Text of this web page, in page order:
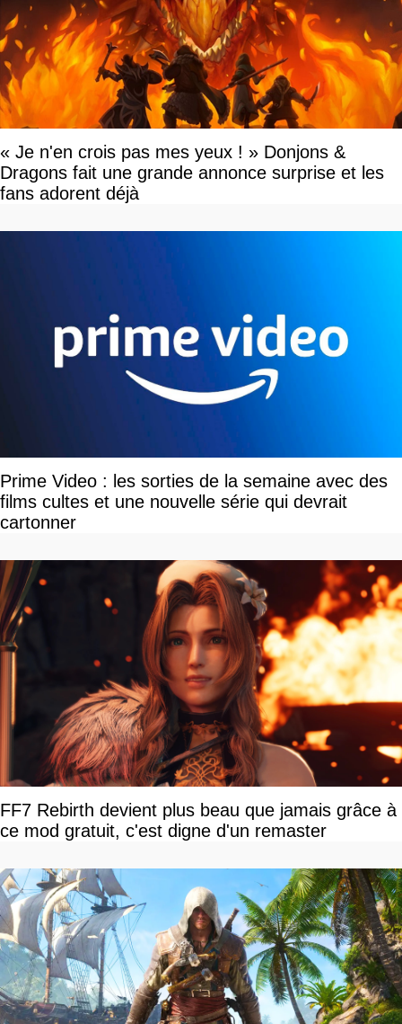
« Je n'en crois pas mes yeux ! » Donjons &
Dragons fait une grande annonce surprise et les
fans adorent déjà
Prime Video : les sorties de la semaine avec des
films cultes et une nouvelle série qui devrait
cartonner
FF7 Rebirth devient plus beau que jamais grâce à
ce mod gratuit, c'est digne d'un remaster